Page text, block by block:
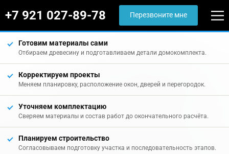
+7 921 027-89-78 Перезвоните мне
Готовим материалы сами
Отбираем древесину и подготавливаем детали домокомплекта.
Корректируем проекты
Меняем планировку, расположение окон, дверей и перегородок.
Уточняем комплектацию
Сверяем материалы и состав работ до окончательного расчёта.
Планируем строительство
Согласовываем подготовку участка и последовательность этапов.